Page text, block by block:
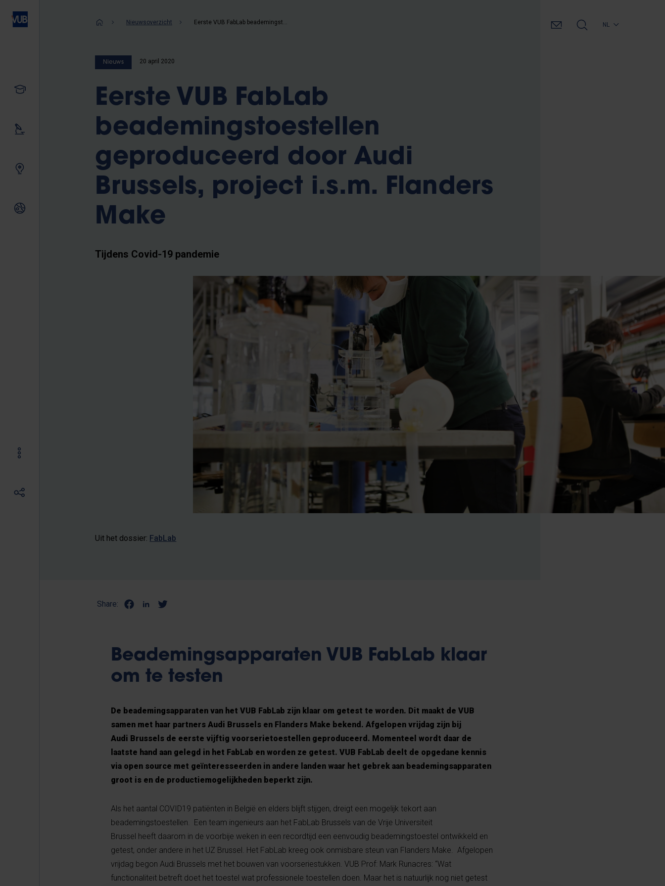
Ons onderzoek
Samen innoveren
Internationale relaties
Kruimelpad
Nieuwsoverzicht NL
Nieuws 20 april 2020
Eerste VUB FabLab
beademingstoestellen
geproduceerd door Audi
Brussels, project i.s.m. Flanders
Make
Tijdens Covid-19 pandemie
Uit het dossier: FabLab
Share:
Beademingsapparaten VUB FabLab klaar
om te testen
De beademingsapparaten van het VUB FabLab zijn klaar om getest te worden. Dit maakt de VUB
samen met haar partners Audi Brussels en Flanders Make bekend. Afgelopen vrijdag zijn bij
Audi Brussels de eerste vijftig voorserietoestellen geproduceerd. Momenteel wordt daar de
laatste hand aan gelegd in het FabLab en worden ze getest. VUB FabLab deelt de opgedane kennis
via open source met geïnteresseerden in andere landen waar het gebrek aan beademingsapparaten
groot is en de productiemogelijkheden beperkt zijn.
Als het aantal COVID19 patiënten in België en elders blijft stijgen, dreigt een mogelijk tekort aan
beademingstoestellen. Een team ingenieurs aan het FabLab Brussels van de Vrije Universiteit
Brussel heeft daarom in de voorbije weken in een recordtijd een eenvoudig beademingstoestel ontwikkeld en
getest, onder andere in het UZ Brussel. Het FabLab kreeg ook onmisbare steun van Flanders Make. Afgelopen
vrijdag begon Audi Brussels met het bouwen van voorseriestukken. VUB Prof: Mark Runacres: “Wat
functionaliteit betreft doet het toestel wat professionele toestellen doen. Maar het is natuurlijk nog niet getest